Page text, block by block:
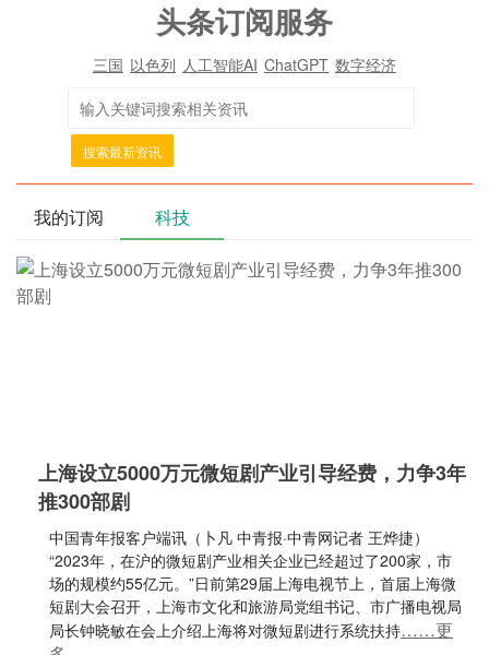
头条订阅服务
三国 以色列 人工智能AI ChatGPT 数字经济
搜索最新资讯
我的订阅 科技
上海设立5000万元微短剧产业引导经费，力争3年
推300部剧
中国青年报客户端讯（卜凡 中青报·中青网记者 王烨捷）
“2023年，在沪的微短剧产业相关企业已经超过了200家，市
场的规模约55亿元。”日前第29届上海电视节上，首届上海微
短剧大会召开，上海市文化和旅游局党组书记、市广播电视局
局长钟晓敏在会上介绍上海将对微短剧进行系统扶持……更